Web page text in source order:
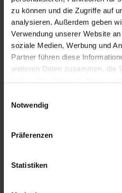
zu können und die Zugriffe auf
analysieren. Außerdem geben
Verwendung unserer Website
soziale Medien, Werbung und
Partner führen diese
weiteren Daten zusammen, die
Notwendig
Präferenzen
Statistiken
Sterntaler GOTS Baby
Body Esel Emmi grün, Gr.
Inkl. 19% Steuern